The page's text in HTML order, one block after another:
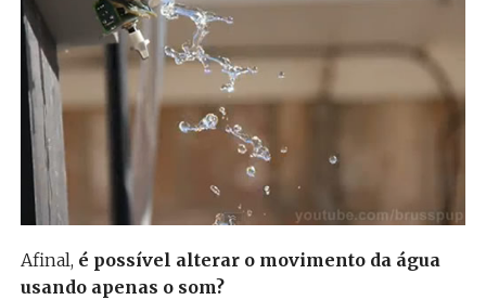
Afinal, é possível alterar o movimento da água
usando apenas o som?